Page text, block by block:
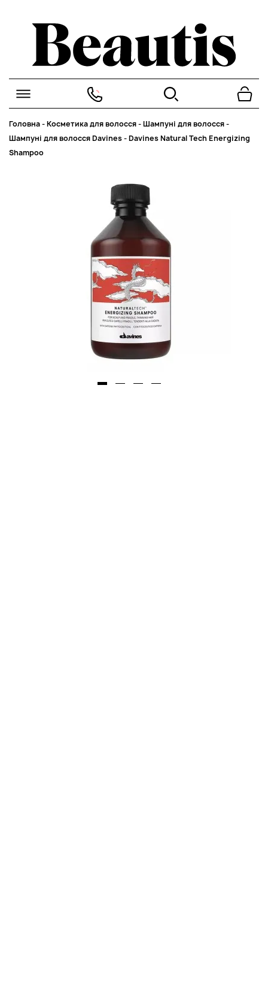
Головна-Косметика для волосся-Шампуні для волосся-
Шампуні для волосся Davines-Davines Natural Tech Energizing
Shampoo